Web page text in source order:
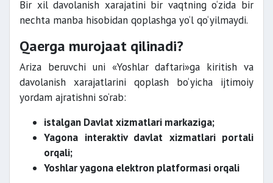
Bir xil davolanish xarajatini bir vaqtning o‘zida bir
nechta manba hisobidan qoplashga yo‘l qo‘yilmaydi.
Qaerga murojaat qilinadi?
Ariza beruvchi uni «Yoshlar daftari»ga kiritish va
davolanish xarajatlarini qoplash bo‘yicha ijtimoiy
yordam ajratishni so‘rab:
istalgan Davlat xizmatlari markaziga;
Yagona interaktiv davlat xizmatlari portali
orqali;
Yoshlar yagona elektron platformasi orqali